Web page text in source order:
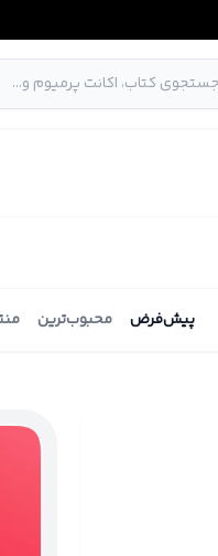
پیش‌فرض محبوب‌ترین